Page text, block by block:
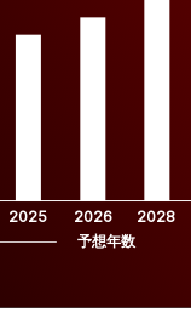
2025 2026 2028
予想年数